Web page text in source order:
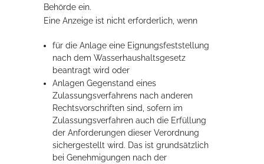
Erleben in Hockenheim
Spaß unter prickelnden Wasserfällen, das rauschende Meer im
Wellenbecken oder doch lieber die pure Entspannung auf der
Sprudelliege im Solebecken?
Behörde ein.
Eine Anzeige ist nicht erforderlich, wenn
für die Anlage eine Eignungsfeststellung
nach dem Wasserhaushaltsgesetz
beantragt wird oder
Anlagen Gegenstand eines
Zulassungsverfahrens nach anderen
Rechtsvorschriften sind, sofern im
Zulassungsverfahren auch die Erfüllung
der Anforderungen dieser Verordnung
sichergestellt wird. Das ist grundsätzlich
bei Genehmigungen nach der